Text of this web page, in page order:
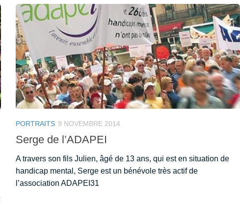
PORTRAITS 9 NOVEMBRE 2014
Serge de l’ADAPEI
A travers son fils Julien, âgé de 13 ans, qui est en situation de
handicap mental, Serge est un bénévole très actif de
l’association ADAPEI31